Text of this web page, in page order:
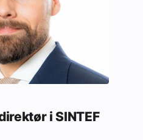
i SINTEF